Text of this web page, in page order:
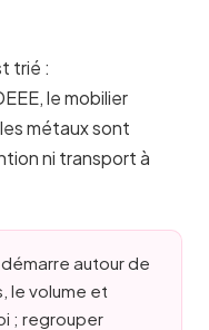
trié :
le mobilier
métaux sont
ni transport à
autour de
le volume et
; regrouper